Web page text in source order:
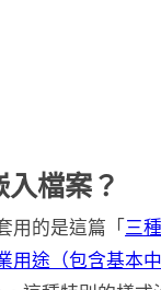
檔案？
用的是這篇「 三
用途（包含基本中